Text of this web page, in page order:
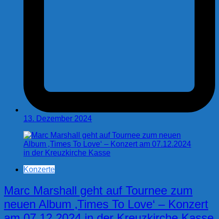
13. Dezember 2024
Konzerte
Marc Marshall geht auf Tournee zum
neuen Album ‚Times To Love‘ – Konzert